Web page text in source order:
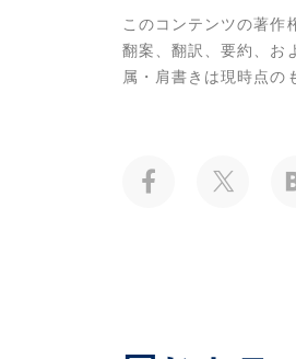
このコンテンツの著作
翻案、翻訳、要約、お
属・肩書きは現時点の